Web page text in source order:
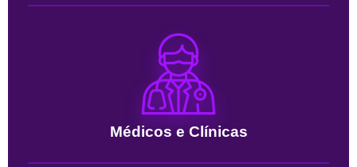
Médicos e Clínicas